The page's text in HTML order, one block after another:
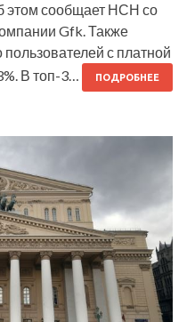
этом сообщает НСН со
Gfk. Также
с платной
В топ-3…
ПОДРОБНЕЕ